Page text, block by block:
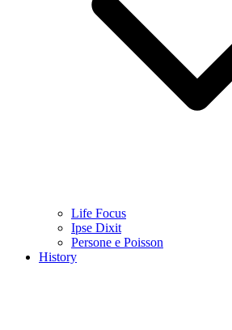
Life Focus
Ipse Dixit
Persone e Poisson
History